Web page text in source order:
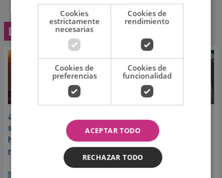
Lo último
¿Greeicy espera a su
segundo hijo? Video de
Mike Bahía desata
rumores
de sus éxitos es su
favorito y sorprendió a
sus seguidores
Cookies
estrictamente
necesarias
Cookies de
rendimiento
Cookies de
preferencias
Cookies de
funcionalidad
ACEPTAR TODO
RECHAZAR TODO